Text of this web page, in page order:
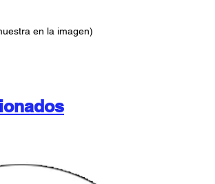
en la imagen)